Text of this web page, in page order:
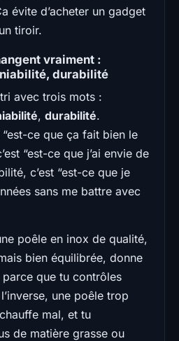
évite d’acheter un gadget
tiroir.
vraiment :
durabilité
avec trois mots :
, durabilité.
“est-ce que ça fait bien le
“est-ce que j’ai envie de
c’est “est-ce que je
sans me battre avec
poêle en inox de qualité,
bien équilibrée, donne
parce que tu contrôles
une poêle trop
mal, et tu
de matière grasse ou